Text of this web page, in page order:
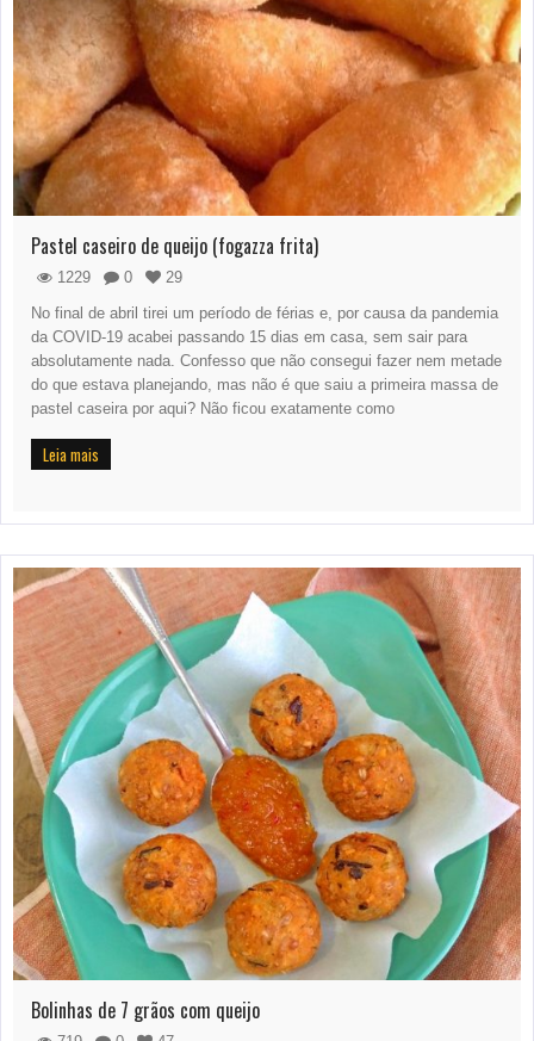
Pastel caseiro de queijo (fogazza frita)
1229 0
29
No final de abril tirei um período de férias e, por causa da pandemia
da COVID-19 acabei passando 15 dias em casa, sem sair para
absolutamente nada. Confesso que não consegui fazer nem metade
do que estava planejando, mas não é que saiu a primeira massa de
pastel caseira por aqui? Não ficou exatamente como
Leia mais
Bolinhas de 7 grãos com queijo